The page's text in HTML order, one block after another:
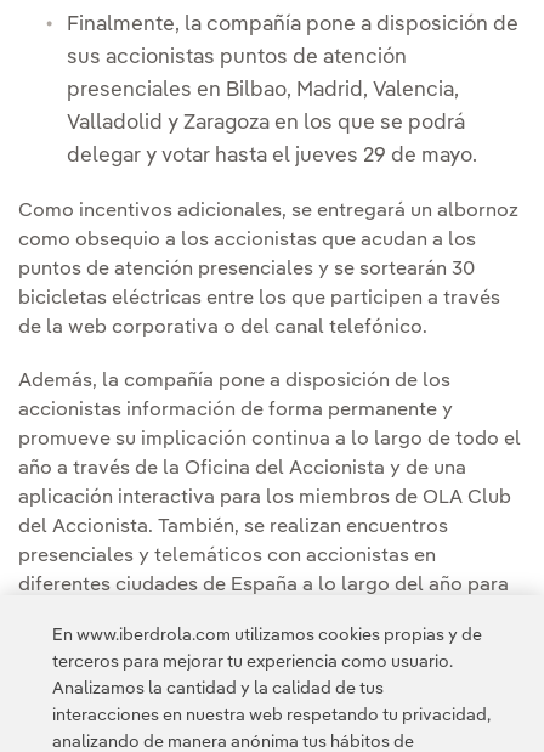
Finalmente, la compañía pone a disposición de
sus accionistas puntos de atención
presenciales en Bilbao, Madrid, Valencia,
Valladolid y Zaragoza en los que se podrá
delegar y votar hasta el jueves 29 de mayo.
Como incentivos adicionales, se entregará un albornoz
como obsequio a los accionistas que acudan a los
puntos de atención presenciales y se sortearán 30
bicicletas eléctricas entre los que participen a través
de la web corporativa o del canal telefónico.
Además, la compañía pone a disposición de los
accionistas información de forma permanente y
promueve su implicación continua a lo largo de todo el
año a través de la Oficina del Accionista y de una
aplicación interactiva para los miembros de OLA Club
del Accionista. También, se realizan encuentros
presenciales y telemáticos con accionistas en
diferentes ciudades de España a lo largo del año para
recibir sus sugerencias y facilitarles y acercarles
información sobre la compañía.
En www.iberdrola.com utilizamos cookies propias y de
terceros para mejorar tu experiencia como usuario.
Analizamos la cantidad y la calidad de tus
interacciones en nuestra web respetando tu privacidad,
analizando de manera anónima tus hábitos de